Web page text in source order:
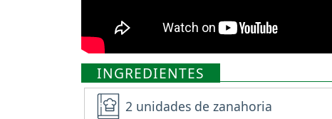
INGREDIENTES
2 unidades de zanahoria